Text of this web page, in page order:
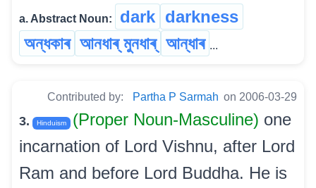
a. Abstract Noun: dark darkness
অন্ধকাৰ আনধাৰ্ মুনধাৰ্ আন্ধাৰ ...
Contributed by: Partha P Sarmah on 2006-03-29
3. Hinduism (Proper Noun-Masculine) one
incarnation of Lord Vishnu, after Lord
Ram and before Lord Buddha. He is